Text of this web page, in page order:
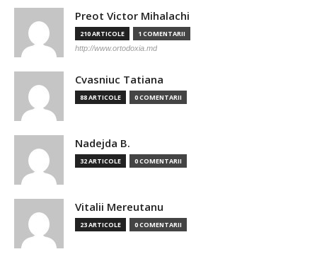
Preot Victor Mihalachi
210 ARTICOLE 1 COMENTARII
http://www.ortodoxia.md
Cvasniuc Tatiana
88 ARTICOLE 0 COMENTARII
Nadejda B.
32 ARTICOLE 0 COMENTARII
Vitalii Mereutanu
23 ARTICOLE 0 COMENTARII